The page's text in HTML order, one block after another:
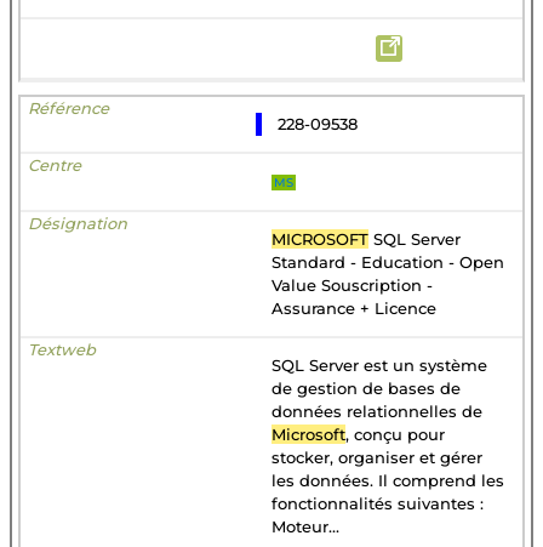
228-09538
MS
MICROSOFT SQL Server
Standard - Education - Open
Value Souscription -
Assurance + Licence
SQL Server est un système
de gestion de bases de
données relationnelles de
Microsoft, conçu pour
stocker, organiser et gérer
les données. Il comprend les
fonctionnalités suivantes :
Moteur...